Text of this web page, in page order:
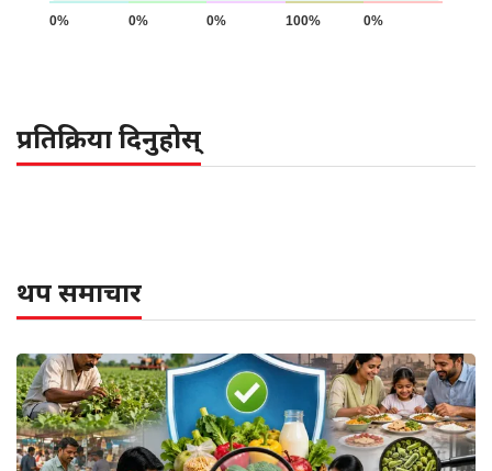
0% 0% 0% 100% 0%
प्रतिक्रिया दिनुहोस्
थप समाचार